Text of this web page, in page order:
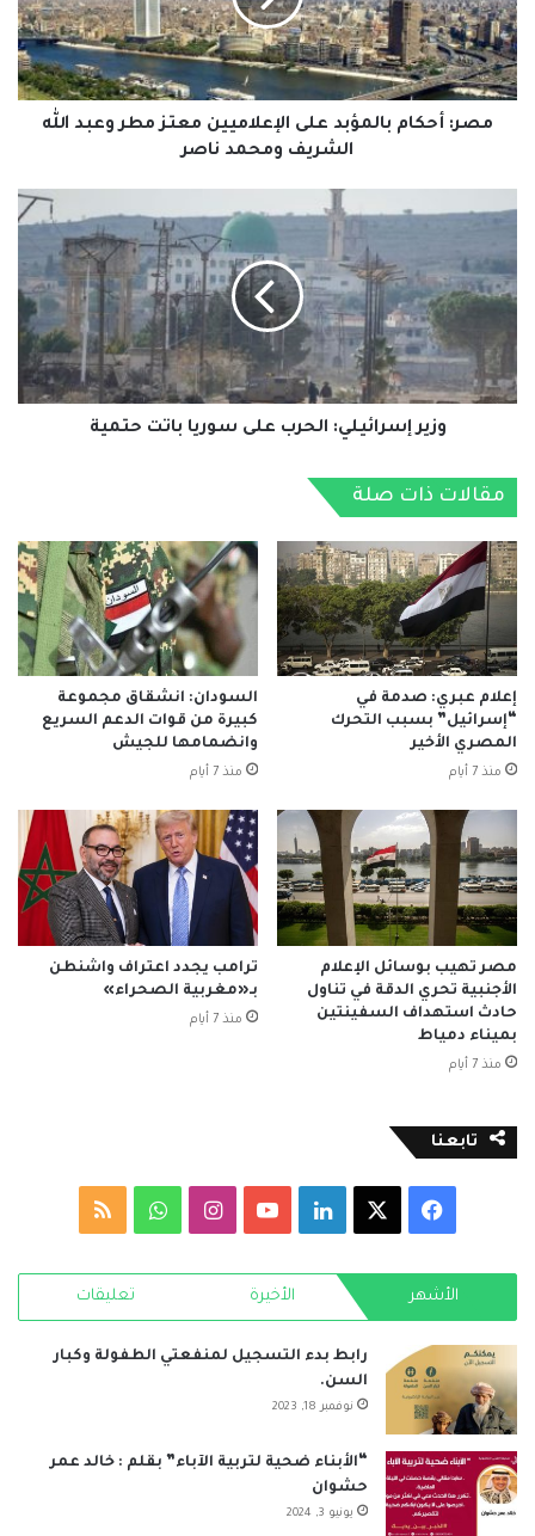
معتز
مطر
وعبد
الله
الشريف
مصر: أحكام بالمؤبد على الإعلاميين معتز مطر وعبد الله
الشريف ومحمد ناصر
على
سوريا
حتمية
وزير إسرائيلي: الحرب على سوريا باتت حتمية
مقالات ذات صلة
إعلام عبري: صدمة في
“إسرائيل” بسبب التحرك
المصري الأخير
منذ 7 أيام
السودان: انشقاق مجموعة
كبيرة من قوات الدعم السريع
وانضمامها للجيش
منذ 7 أيام
مصر تهيب بوسائل الإعلام
الأجنبية تحري الدقة في تناول
حادث استهداف السفينتين
بميناء دمياط
منذ 7 أيام
ترامب يجدد اعتراف واشنطن
بـ«مغربية الصحراء»
منذ 7 أيام
تابعنا
فيسبوك لينكدإن‫YouTubeانستقرامواتسابملخص
RSS الأشهر الأخيرة تعليقات
رابط بدء التسجيل لمنفعتي الطفولة وكبار
السن.
نوفمبر 18, 2023
“الأبناء ضحية لتربية الآباء” بقلم : خالد عمر
حشوان
يونيو 3, 2024